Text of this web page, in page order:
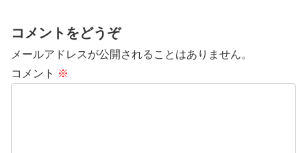
コメントをどうぞ
メールアドレスが公開されることはありません。
コメント ※